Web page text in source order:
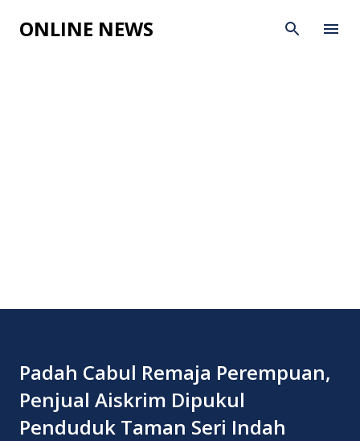
Skip to main content
ONLINE NEWS
Padah Cabul Remaja Perempuan,
Penjual Aiskrim Dipukul
Penduduk Taman Seri Indah